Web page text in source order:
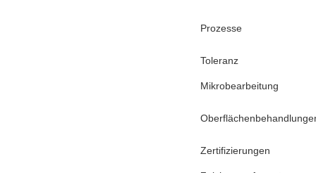
Prozesse
Toleranz
Mikrobearbeitung
Zertifizierungen